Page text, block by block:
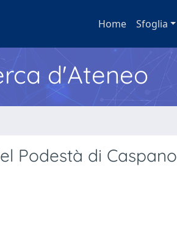
Home Sfoglia
d'Ateneo
Podestà di Caspano